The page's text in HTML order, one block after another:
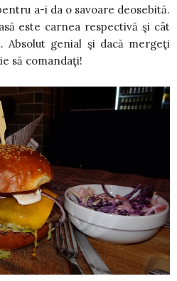
a-i da o savoare deosebită.
este carnea respectivă şi cât
Absolut genial şi dacă mergeţi
să comandaţi!